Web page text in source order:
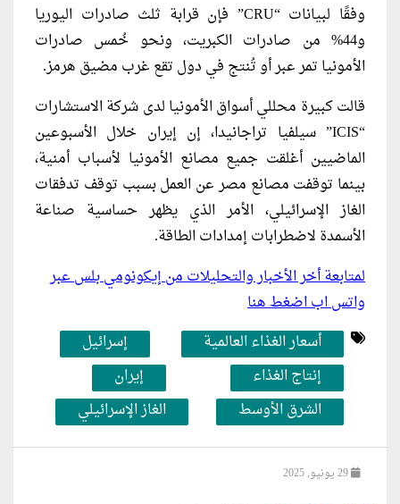
وفقًا لبيانات “CRU” فإن قرابة ثلث صادرات اليوريا
و44% من صادرات الكبريت، ونحو خُمس صادرات
الأمونيا تمر عبر أو تُنتج في دول تقع غرب مضيق هرمز.
قالت كبيرة محللي أسواق الأمونيا لدى شركة الاستشارات
“ICIS” سيلفيا تراجانيدا، إن إيران خلال الأسبوعين
الماضيين أغلقت جميع مصانع الأمونيا لأسباب أمنية،
بينما توقفت مصانع مصر عن العمل بسبب توقف تدفقات
الغاز الإسرائيلي، الأمر الذي يظهر حساسية صناعة
الأسمدة لاضطرابات إمدادات الطاقة.
لمتابعة أخر الأخبار والتحليلات من إيكونومي بلس عبر
واتس اب اضغط هنا
أسعار الغذاء العالمية
إسرائيل
إنتاج الغذاء
إيران
الشرق الأوسط
الغاز الإسرائيلي